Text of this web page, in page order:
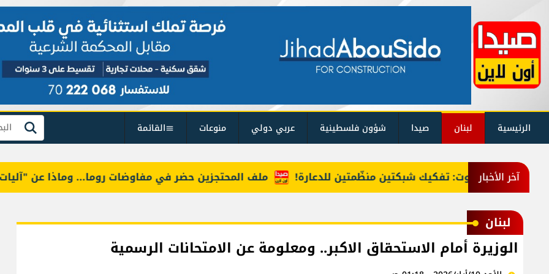
الرئيسية لبنان صيدا شؤون فلسطينية عربي دولي منوعات القائمة بحث
آخر الأخبار ملف المحتجزين حضر في مفاوضات روما... وماذا عن "آليات في بيروت: تفكيك شبكتين منظّمتين للدعارة!
لبنان
الوزيرة أمام الاستحقاق الاكبر.. ومعلومة عن الامتحانات الرسمية